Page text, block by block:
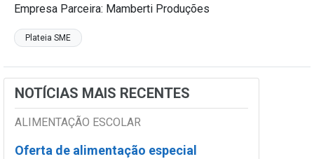
Empresa Parceira: Mamberti Produções
Plateia SME
NOTÍCIAS MAIS RECENTES
ALIMENTAÇÃO ESCOLAR
Oferta de alimentação especial